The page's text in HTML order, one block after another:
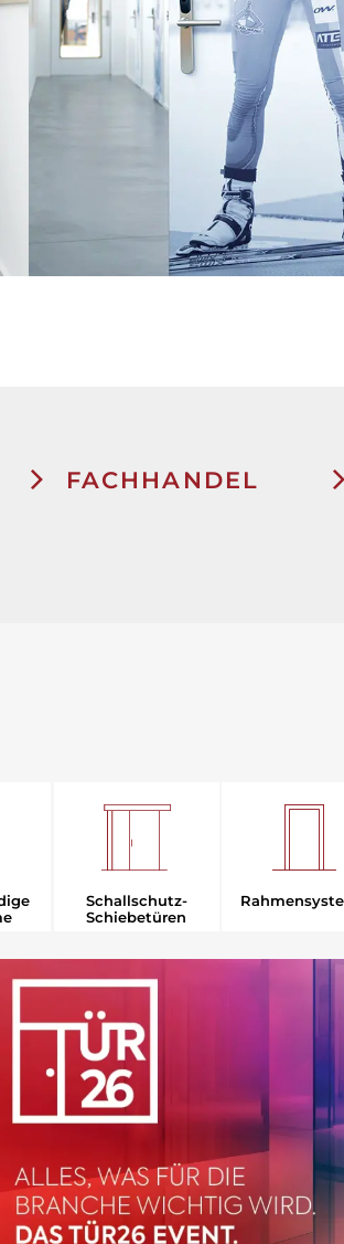
FACHHANDEL
Schallschutz-
Schiebetüren
Fachhandel Bauherr